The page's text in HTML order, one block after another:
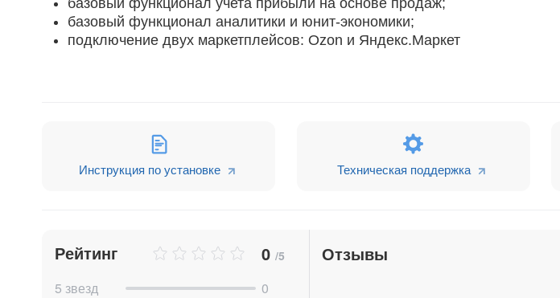
базовый функционал учета прибыли на основе продаж;
базовый функционал аналитики и юнит-экономики;
подключение двух маркетплейсов: Ozon и Яндекс.Маркет
Инструкция по установке Техническая поддержка
Рейтинг 0 /5
5 звезд
0
Отзывы